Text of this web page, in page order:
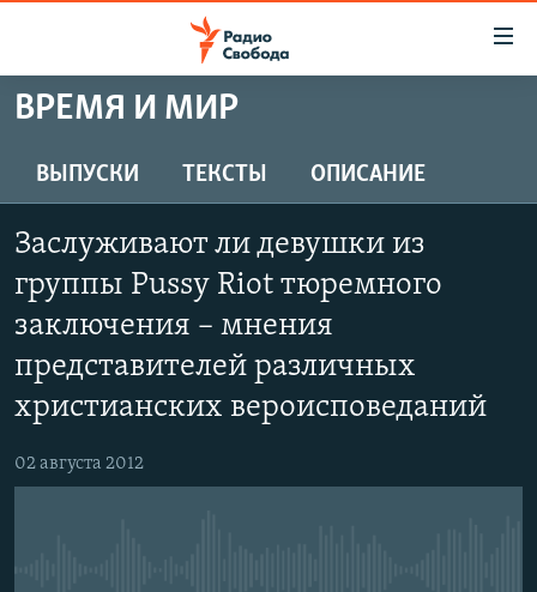
упрощенного
Вернуться
к
основному
содержанию
Вернутся
главной
навигации
Вернутся
поиску
ПОДКАСТЫ
ЦИТАТЫ СВОБОДЫ
МНЕНИЯ
IDEL.РЕАЛИИ
КАВКАЗ.РЕАЛИИ
СЕВЕР.РЕАЛИИ
ВРЕМЯ И МИР
ВЫПУСКИ ТЕКСТЫ ОПИСАНИЕ
Заслуживают ли девушки из
группы Pussy Riot тюремного
заключения – мнения
представителей различных
христианских вероисповеданий
02 августа 2012